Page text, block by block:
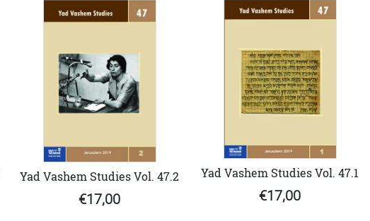
Yad Vashem Studies Vol. 47.2
€17,00
Yad Vashem Studies Vol. 47.1
€17,00